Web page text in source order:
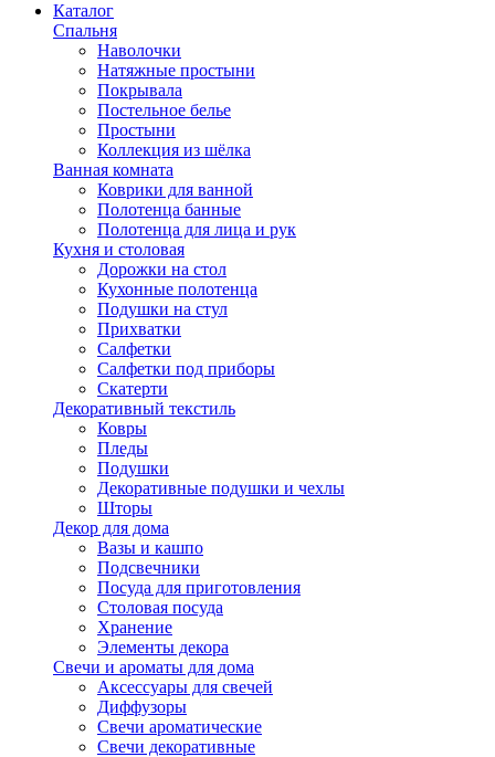
Каталог
Спальня
Наволочки
Натяжные простыни
Покрывала
Постельное белье
Простыни
Коллекция из шёлка
Ванная комната
Коврики для ванной
Полотенца банные
Полотенца для лица и рук
Кухня и столовая
Дорожки на стол
Кухонные полотенца
Подушки на стул
Прихватки
Салфетки
Салфетки под приборы
Скатерти
Декоративный текстиль
Ковры
Пледы
Подушки
Декоративные подушки и чехлы
Шторы
Декор для дома
Вазы и кашпо
Подсвечники
Посуда для приготовления
Столовая посуда
Хранение
Элементы декора
Свечи и ароматы для дома
Аксессуары для свечей
Диффузоры
Свечи ароматические
Свечи декоративные